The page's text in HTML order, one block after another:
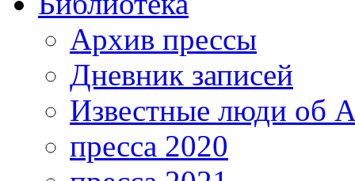
Архив прессы
Дневник записей
Известные люди об
пресса 2020